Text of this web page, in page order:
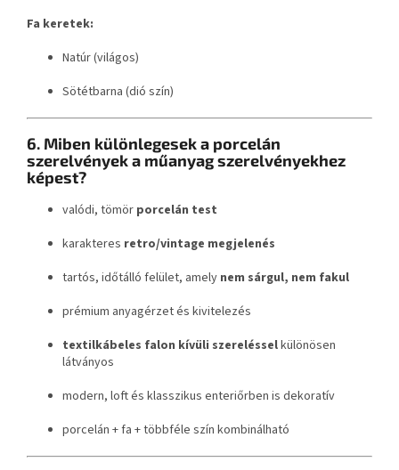
Fa keretek:
Natúr (világos)
Sötétbarna (dió szín)
6. Miben különlegesek a porcelán
szerelvények a műanyag szerelvényekhez
képest?
valódi, tömör porcelán test
karakteres retro/vintage megjelenés
tartós, időtálló felület, amely nem sárgul, nem fakul
prémium anyagérzet és kivitelezés
textilkábeles falon kívüli szerelésselkülönösen
látványos
modern, loft és klasszikus enteriőrben is dekoratív
porcelán + fa + többféle szín kombinálható